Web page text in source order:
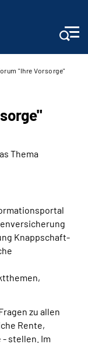
"Ihre Vorsorge"
Thema
Knappschaft-
zu allen
Rente,
stellen. Im